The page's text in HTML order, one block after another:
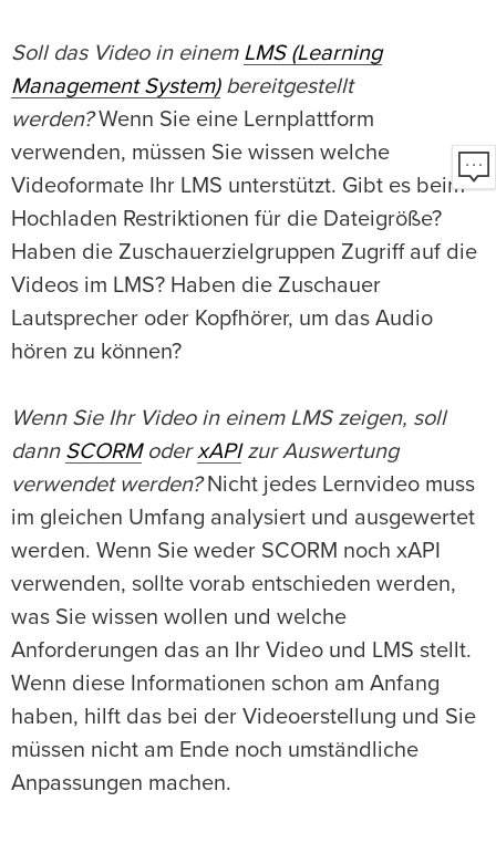
Soll das Video in einem LMS (Learning
Management System)bereitgestellt
werden?Wenn Sie eine Lernplattform
verwenden, müssen Sie wissen welche
Videoformate Ihr LMS unterstützt. Gibt es beim
Hochladen Restriktionen für die Dateigröße?
Haben die Zuschauerzielgruppen Zugriff auf die
Videos im LMS? Haben die Zuschauer
Lautsprecher oder Kopfhörer, um das Audio
hören zu können?
Wenn Sie Ihr Video in einem LMS zeigen, soll
dann SCORModerxAPIzur Auswertung
verwendet werden?Nicht jedes Lernvideo muss
im gleichen Umfang analysiert und ausgewertet
werden. Wenn Sie weder SCORM noch xAPI
verwenden, sollte vorab entschieden werden,
was Sie wissen wollen und welche
Anforderungen das an Ihr Video und LMS stellt.
Wenn diese Informationen schon am Anfang
haben, hilft das bei der Videoerstellung und Sie
müssen nicht am Ende noch umständliche
Anpassungen machen.